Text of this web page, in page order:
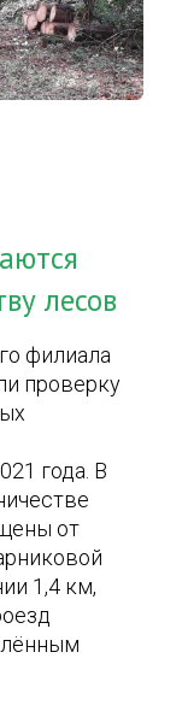
лесов
филиала
проверку
года. В
от
1,4 км,